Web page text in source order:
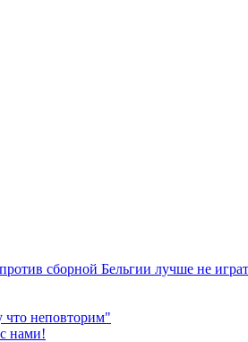
сборной Бельгии лучше не
что неповторим"
нами!